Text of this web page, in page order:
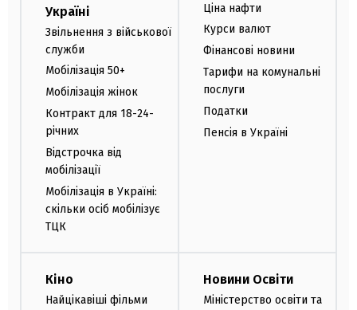
Україні
Звільнення з військової
служби
Мобілізація 50+
Мобілізація жінок
Контракт для 18-24-
річних
Відстрочка від
мобілізації
Мобілізація в Україні:
скільки осіб мобілізує
ТЦК
Ціна нафти
Курси валют
Фінансові новини
Тарифи на комунальні
послуги
Податки
Пенсія в Україні
Кіно
Найцікавіші фільми
Новини Освіти
Міністерство освіти та